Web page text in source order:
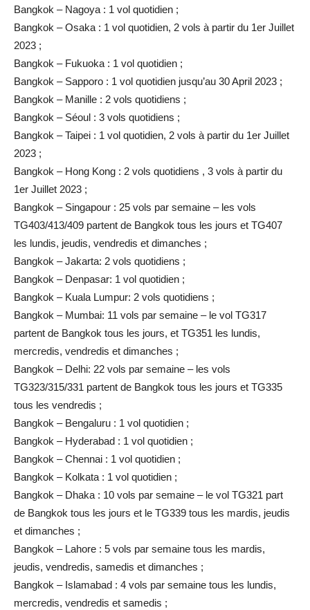
Bangkok – Nagoya : 1 vol quotidien ;
Bangkok – Osaka : 1 vol quotidien, 2 vols à partir du 1er Juillet
2023 ;
Bangkok – Fukuoka : 1 vol quotidien ;
Bangkok – Sapporo : 1 vol quotidien jusqu’au 30 April 2023 ;
Bangkok – Manille : 2 vols quotidiens ;
Bangkok – Séoul : 3 vols quotidiens ;
Bangkok – Taipei : 1 vol quotidien, 2 vols à partir du 1er Juillet
2023 ;
Bangkok – Hong Kong : 2 vols quotidiens , 3 vols à partir du
1er Juillet 2023 ;
Bangkok – Singapour : 25 vols par semaine – les vols
TG403/413/409 partent de Bangkok tous les jours et TG407
les lundis, jeudis, vendredis et dimanches ;
Bangkok – Jakarta: 2 vols quotidiens ;
Bangkok – Denpasar: 1 vol quotidien ;
Bangkok – Kuala Lumpur: 2 vols quotidiens ;
Bangkok – Mumbai: 11 vols par semaine – le vol TG317
partent de Bangkok tous les jours, et TG351 les lundis,
mercredis, vendredis et dimanches ;
Bangkok – Delhi: 22 vols par semaine – les vols
TG323/315/331 partent de Bangkok tous les jours et TG335
tous les vendredis ;
Bangkok – Bengaluru : 1 vol quotidien ;
Bangkok – Hyderabad : 1 vol quotidien ;
Bangkok – Chennai : 1 vol quotidien ;
Bangkok – Kolkata : 1 vol quotidien ;
Bangkok – Dhaka : 10 vols par semaine – le vol TG321 part
de Bangkok tous les jours et le TG339 tous les mardis, jeudis
et dimanches ;
Bangkok – Lahore : 5 vols par semaine tous les mardis,
jeudis, vendredis, samedis et dimanches ;
Bangkok – Islamabad : 4 vols par semaine tous les lundis,
mercredis, vendredis et samedis ;